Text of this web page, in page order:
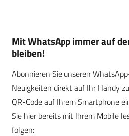
Mit WhatsApp immer auf
bleiben!
Abonnieren Sie unseren
Neuigkeiten direkt auf Ihr Handy
QR-Code auf Ihrem Smartphone
Sie hier bereits mit Ihrem Mobile
folgen: